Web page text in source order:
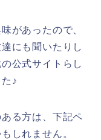
があったので、
にも聞いたりし
公式サイトらし
♪
る方は、下記ペ
しれません。